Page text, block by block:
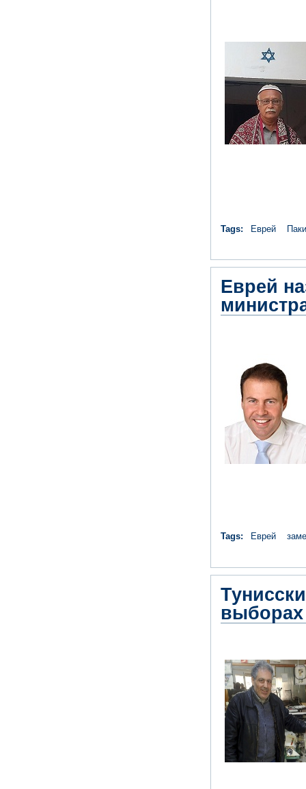
Tags: Еврей
Еврей
Tags: Еврей